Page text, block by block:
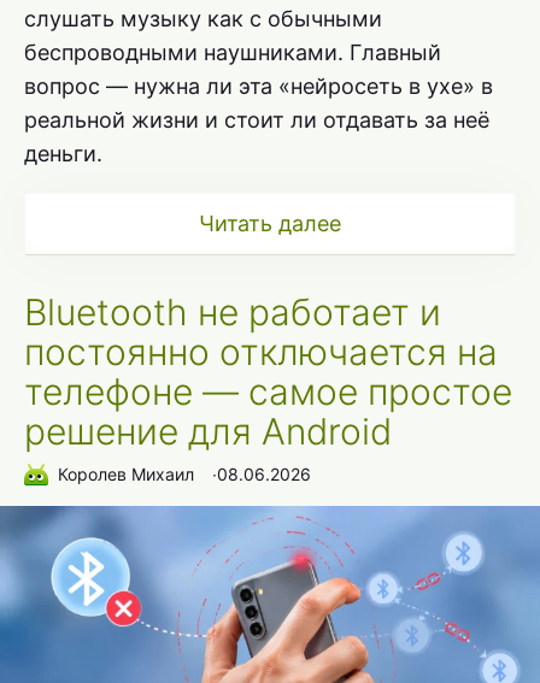
слушать музыку как с обычными
беспроводными наушниками. Главный
вопрос — нужна ли эта «нейросеть в ухе» в
реальной жизни и стоит ли отдавать за неё
деньги.
Читать далее
Bluetooth не работает и
постоянно отключается на
телефоне — самое простое
решение для Android
Королев Михаил ∙08.06.2026